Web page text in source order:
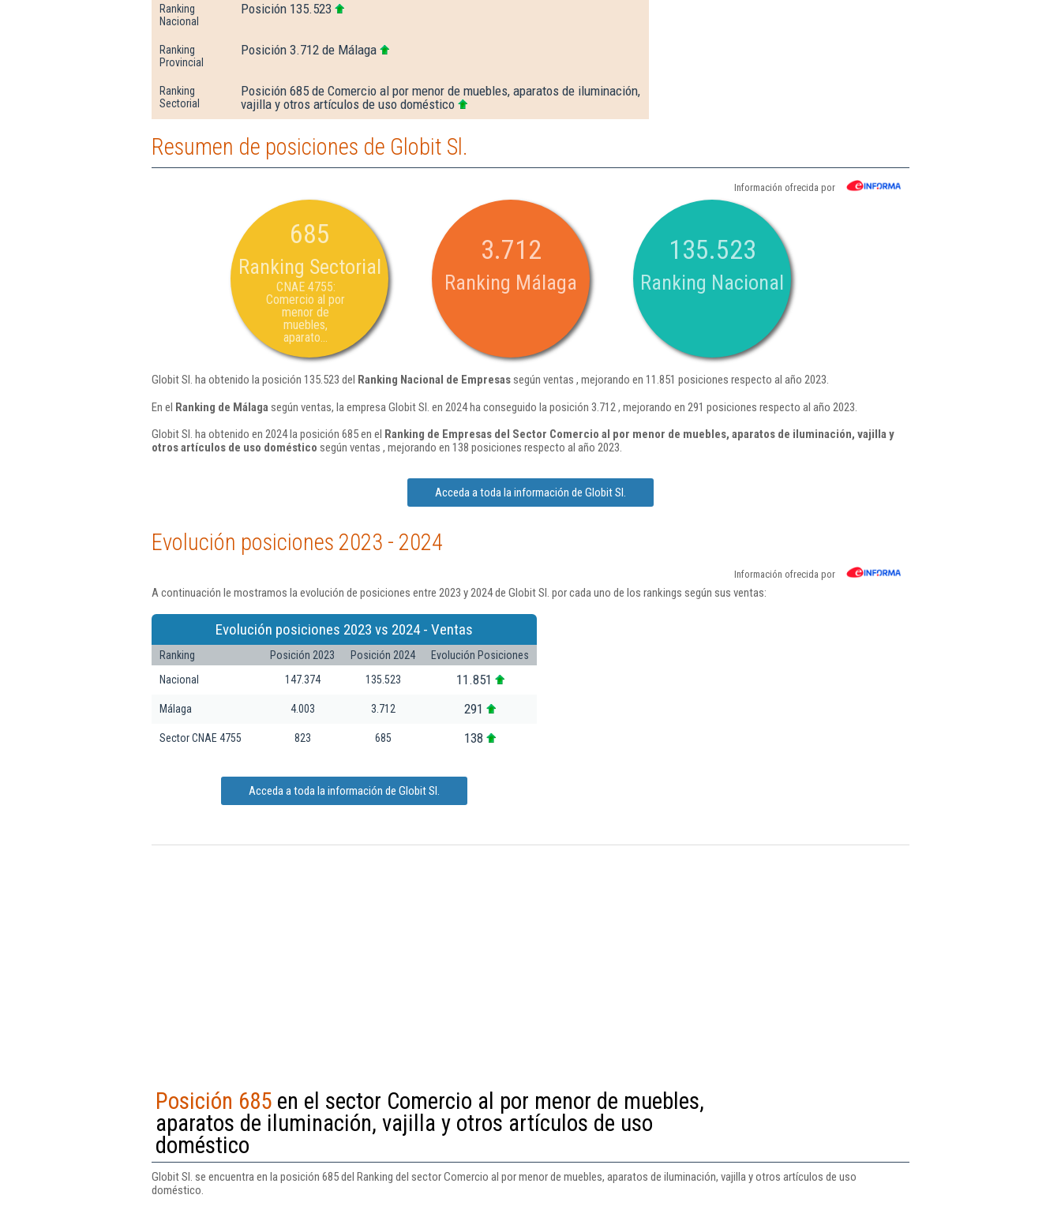
Ranking
Nacional
Posición 135.523
Ranking
Provincial
Posición 3.712 de Málaga
Ranking
Sectorial
Posición 685 de Comercio al por menor de muebles, aparatos de iluminación,
vajilla y otros artículos de uso doméstico
Resumen de posiciones de Globit Sl.
Información ofrecida por
685
Ranking Sectorial
CNAE 4755:
Comercio al por
menor de
muebles,
aparato...
3.712
Ranking Málaga
135.523
Ranking Nacional
Globit Sl. ha obtenido la posición 135.523 del Ranking Nacional de Empresassegún ventas , mejorando en 11.851 posiciones respecto al año 2023.
En el Ranking de Málaga según ventas, la empresa Globit Sl. en 2024 ha conseguido la posición 3.712 , mejorando en 291 posiciones respecto al año 2023.
Globit Sl. ha obtenido en 2024 la posición 685 en el Ranking de Empresas del Sector Comercio al por menor de muebles, aparatos de iluminación, vajilla y
otros artículos de uso doméstico según ventas , mejorando en 138 posiciones respecto al año 2023.
Acceda a toda la información de Globit Sl.
Evolución posiciones 2023 - 2024
Información ofrecida por
A continuación le mostramos la evolución de posiciones entre 2023 y 2024 de Globit Sl. por cada uno de los rankings según sus ventas:
Evolución posiciones 2023 vs 2024 - Ventas
Ranking Posición 2023 Posición 2024
Evolución Posiciones
Nacional
147.374 135.523 11.851
Málaga 4.003 3.712 291
Sector CNAE 4755 823 685 138
Acceda a toda la información de Globit Sl.
Posición 685 en el sector Comercio al por menor de muebles,
aparatos de iluminación, vajilla y otros artículos de uso
doméstico
Globit Sl. se encuentra en la posición 685 del Ranking del sector Comercio al por menor de muebles, aparatos de iluminación, vajilla y otros artículos de uso
doméstico.